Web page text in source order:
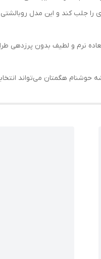
جلب کند و این مدل روبالشتی
نرم و لطیف بدون
هگمتان می‌تواند